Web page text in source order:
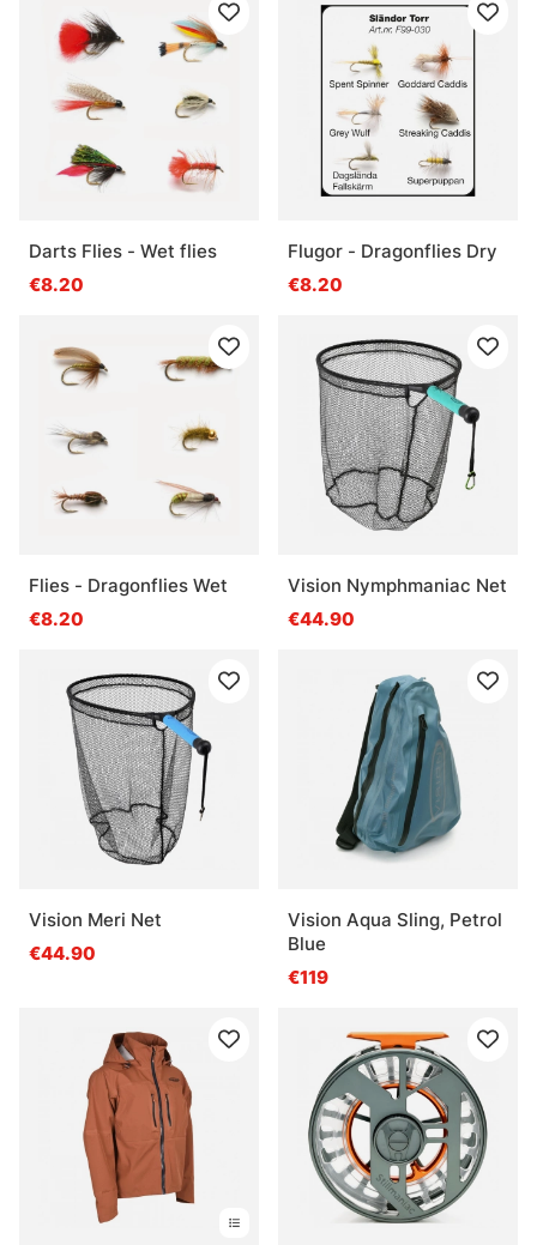
Darts Flies - Wet flies
€8.20
Flugor - Dragonflies Dry
€8.20
Flies - Dragonflies Wet
€8.20
Vision Nymphmaniac Net
€44.90
Vision Meri Net
€44.90
Vision Aqua Sling, Petrol
Blue
€119